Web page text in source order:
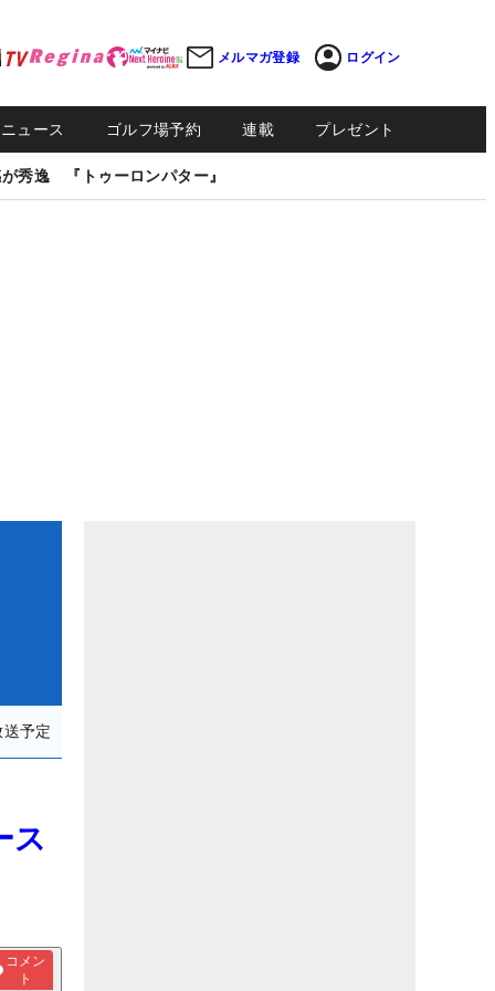
メルマガ登録 ログイン
ュース ゴルフ場予約 連載 プレゼント
秀逸 『トゥーロンパター』
予定
ス
コメン
ト